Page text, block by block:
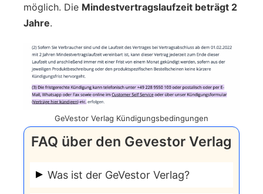
möglich. Die Mindestvertragslaufzeit beträgt 2
Jahre.
GeVestor Verlag Kündigungsbedingungen
FAQ über den Gevestor Verlag
Was ist der GeVestor Verlag?